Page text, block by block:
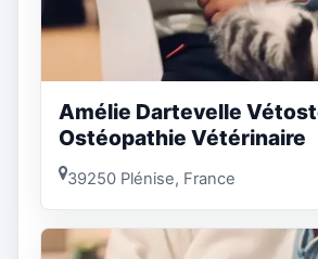
Amélie Dartevelle
Ostéopathie Vétérinaire
39250 Plénise, France